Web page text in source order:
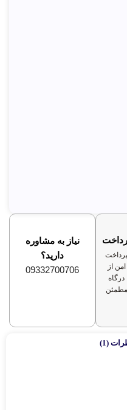
پرداخت
امن از
درگاه
مطمئن
نیاز به مشاوره
دارید؟
09332700706
(1)